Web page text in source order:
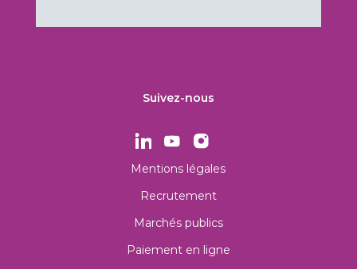
Suivez-nous
Mentions légales
Recrutement
Marchés publics
Paiement en ligne